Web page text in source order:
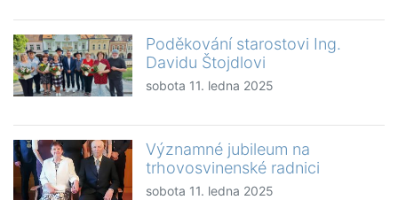
Poděkování starostovi Ing.
Davidu Štojdlovi
sobota 11. ledna 2025
Významné jubileum na
trhovosvinenské radnici
sobota 11. ledna 2025